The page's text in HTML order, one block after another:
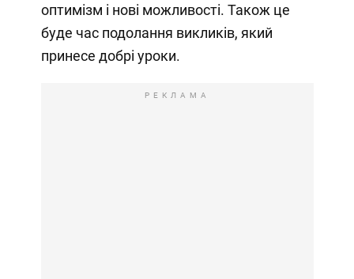
оптимізм і нові можливості. Також це
буде час подолання викликів, який
принесе добрі уроки.
РЕКЛАМА